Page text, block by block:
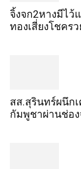
จิ้งจก​2​หาง​มีไว้
ทอง​เสี่ยงโชค​รว
สส.สุรินทร์ผนึก
กัมพูชาผ่านช่อ